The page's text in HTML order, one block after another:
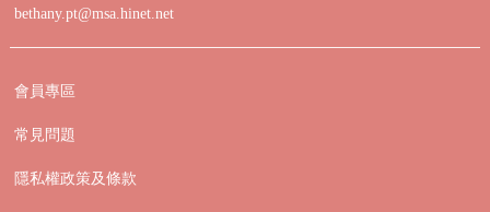
bethany.pt@msa.hinet.net
會員專區
常見問題
隱私權政策及條款